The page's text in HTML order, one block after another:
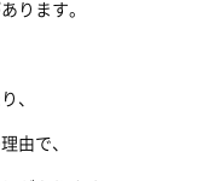
ります。
、
由で、